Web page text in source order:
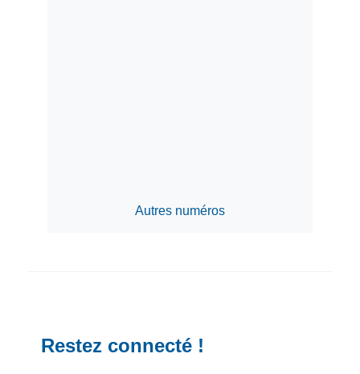
Autres numéros
Restez connecté !